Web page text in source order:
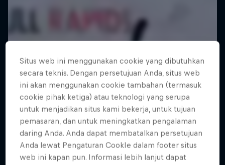
Situs web ini menggunakan cookie yang dibutuhkan
secara teknis. Dengan persetujuan Anda, situs web
ini akan menggunakan cookie tambahan (termasuk
cookie pihak ketiga) atau teknologi yang serupa
untuk menjadikan situs kami bekerja, untuk tujuan
pemasaran, dan untuk meningkatkan pengalaman
daring Anda. Anda dapat membatalkan persetujuan
Anda lewat Pengaturan CookIe dalam footer situs
web ini kapan pun. Informasi lebih lanjut dapat